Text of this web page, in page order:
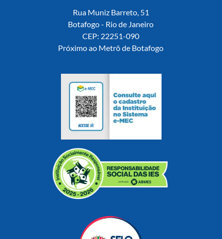
Rua Muniz Barreto, 51
Botafogo - Rio de Janeiro
CEP: 22251-090
Próximo ao Metrô de Botafogo